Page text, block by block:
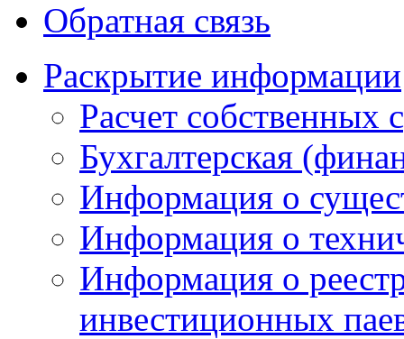
Обратная связь
Раскрытие информации
Расчет собственных
Бухгалтерская
Информация о
Информация о
Информация о
инвестиционных